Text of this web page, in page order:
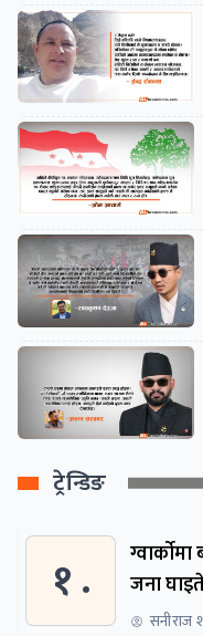
ट्रेन्डिङ
१ .
जना
सनीराज